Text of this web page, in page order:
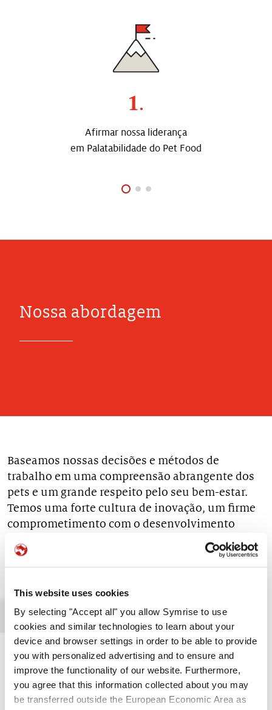
This website uses cookies
By selecting "Accept all" you allow Symrise to use
cookies and similar technologies to learn about your
device and browser settings in order to be able to provide
you with personalized advertising and to ensure and
improve the functionality of our website. Furthermore,
you agree that this information collected about you may
be transferred outside the European Economic Area as
1.
Afirmar nossa liderança
em Palatabilidade do Pet Food
Nossa abordagem
Baseamos nossas decisões e métodos de
trabalho em uma compreensão abrangente dos
pets e um grande respeito pelo seu bem-estar.
Temos uma forte cultura de inovação, um firme
comprometimento com o desenvolvimento
sustentável, e conformidade estrita com padrões
globais.